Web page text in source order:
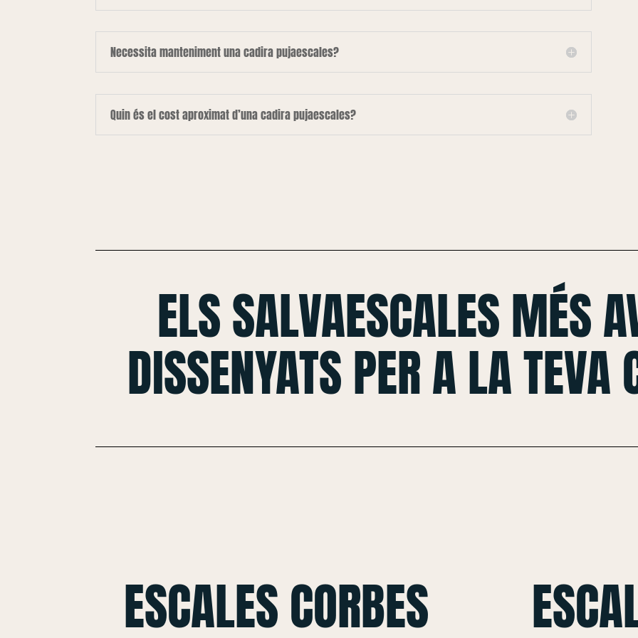
Necessita manteniment una cadira pujaescales?
Quin és el cost aproximat d’una cadira pujaescales?
ELS SALVAESCALES MÉS
DISSENYATS PER A LA TEVA
ESCALES CORBES